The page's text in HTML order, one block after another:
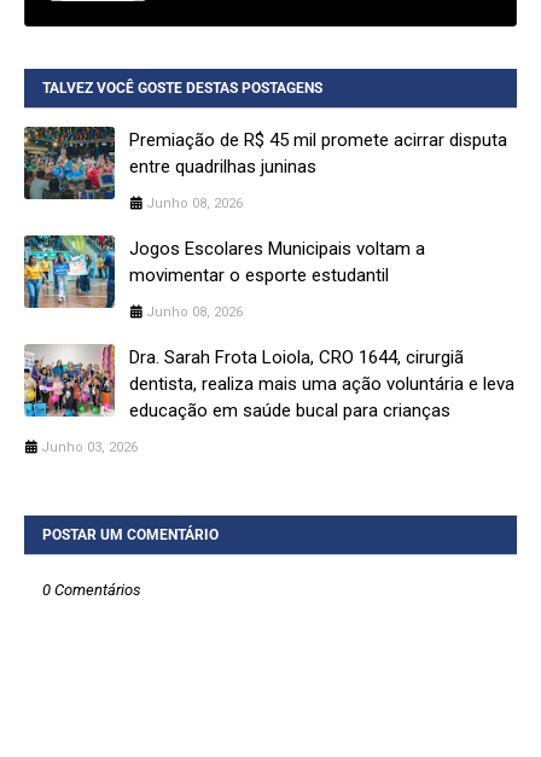
TALVEZ VOCÊ GOSTE DESTAS POSTAGENS
Premiação de R$ 45 mil promete acirrar disputa
entre quadrilhas juninas
Junho 08, 2026
Jogos Escolares Municipais voltam a
movimentar o esporte estudantil
Junho 08, 2026
Dra. Sarah Frota Loiola, CRO 1644, cirurgiã
dentista, realiza mais uma ação voluntária e leva
educação em saúde bucal para crianças
Junho 03, 2026
POSTAR UM COMENTÁRIO
0 Comentários